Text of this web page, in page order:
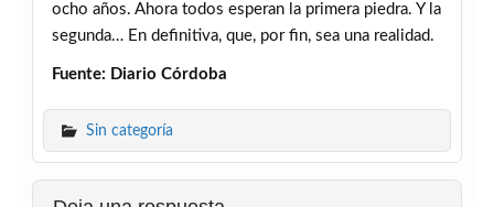
ocho años. Ahora todos esperan la primera piedra. Y la
segunda… En definitiva, que, por fin, sea una realidad.
Fuente: Diario Córdoba
Sin categoría